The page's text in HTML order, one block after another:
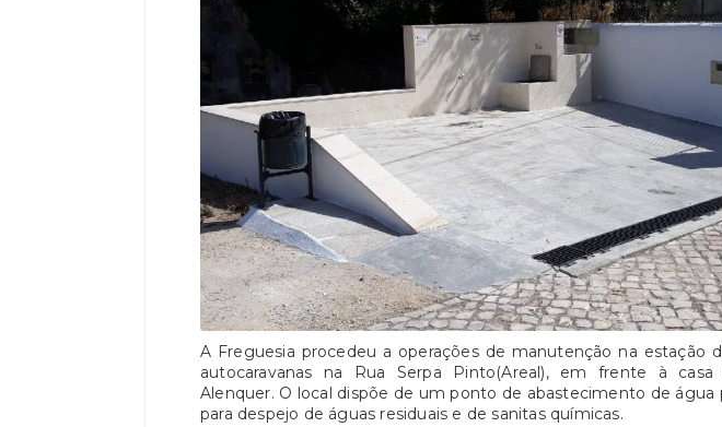
A Freguesia procedeu a operações de manutenção na estação
autocaravanas na Rua Serpa Pinto(Areal), em frente à
Alenquer. O local dispõe de um ponto de abastecimento de água
para despejo de águas residuais e de sanitas químicas.